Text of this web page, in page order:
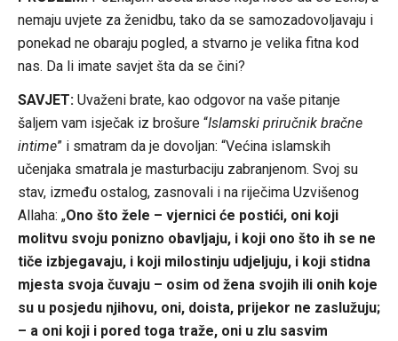
nemaju uvjete za ženidbu, tako da se samozadovoljavaju i
ponekad ne obaraju pogled, a stvarno je velika fitna kod
nas. Da li imate savjet šta da se čini?
SAVJET:Uvaženi brate, kao odgovor na vaše pitanje
šaljem vam isječak iz brošure “Islamski priručnik bračne
intime” i smatram da je dovoljan: “Većina islamskih
učenjaka smatrala je masturbaciju zabranjenom. Svoj su
stav, između ostalog, zasnovali i na riječima Uzvišenog
Allaha: „Ono što žele – vjernici će postići, oni koji
molitvu svoju ponizno obavljaju, i koji ono što ih se ne
tiče izbjegavaju, i koji milostinju udjeljuju, i koji stidna
mjesta svoja čuvaju – osim od žena svojih ili onih koje
su u posjedu njihovu, oni, doista, prijekor ne zaslužuju;
– a oni koji i pored toga traže, oni u zlu sasvim